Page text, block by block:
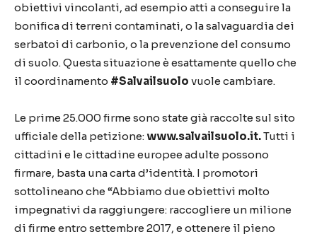
obiettivi vincolanti, ad esempio atti a conseguire la
bonifica di terreni contaminati, o la salvaguardia dei
serbatoi di carbonio, o la prevenzione del consumo
di suolo. Questa situazione è esattamente quello che
il coordinamento #Salvailsuolo vuole cambiare.
Le prime 25.000 firme sono state già raccolte sul sito
ufficiale della petizione:www.salvailsuolo.it.Tutti i
cittadini e le cittadine europee adulte possono
firmare, basta una carta d’identità. I promotori
sottolineano che “Abbiamo due obiettivi molto
impegnativi da raggiungere: raccogliere un milione
di firme entro settembre 2017, e ottenere il pieno